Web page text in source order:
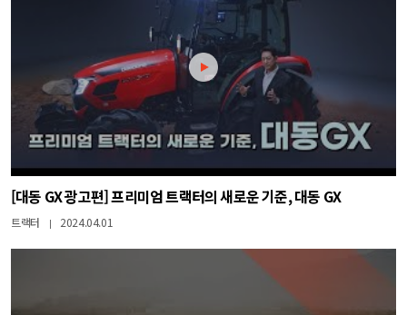
[대동 GX 광고편] 프리미엄 트랙터의 새로운 기준, 대동 GX
트랙터 | 2024.04.01